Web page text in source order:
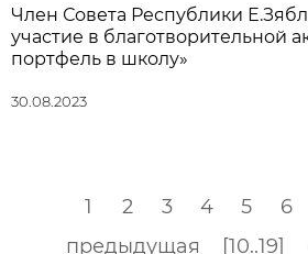
Член Совета Республики
участие в благотворительной
портфель в школу»
30.08.2023
предыдущая
1 2 3 4 5 6
[10..19]